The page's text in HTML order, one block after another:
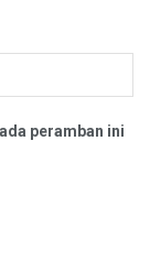
peramban ini